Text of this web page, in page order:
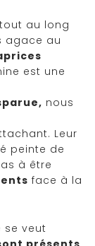
au long
agace au
est une
nous
Leur
peinte de
à être
face à la
se veut